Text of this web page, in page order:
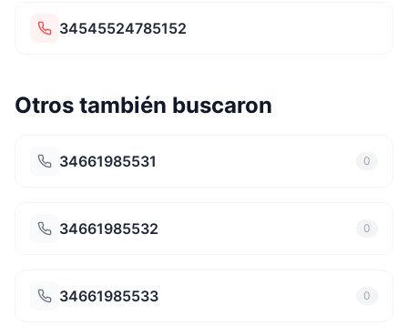
34545524785152
Otros también buscaron
34661985531 0
34661985532 0
34661985533 0